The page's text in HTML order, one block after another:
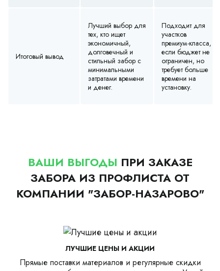
Итоговый вывод
Лучший выбор для
тех, кто ищет
экономичный,
долговечный и
стильный забор с
минимальными
затратами времени
и денег.
Подходит для
участков
премиум-класса,
если бюджет не
ограничен, но
требует больше
времени на
установку.
ВАШИ ВЫГОДЫ ПРИ ЗАКАЗЕ
ЗАБОРА ИЗ ПРОФЛИСТА ОТ
КОМПАНИИ "ЗАБОР-НАЗАРОВО"
ЛУЧШИЕ ЦЕНЫ И АКЦИИ
Прямые поставки материалов и регулярные скидки